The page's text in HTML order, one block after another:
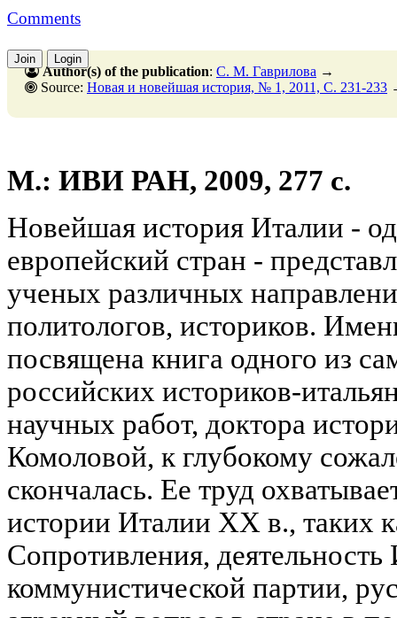
Comments
Join Login
Author(s) of the publication: С. М. Гаврилова →
Source: Новая и новейшая история, № 1, 2011, C. 231-233
М.: ИВИ РАН, 2009, 277 с.
Новейшая история Италии -
европейский стран -
ученых различных
политологов, историков.
посвящена книга одного из
российских историков-
научных работ, доктора
Комоловой, к глубокому
скончалась. Ее труд
истории Италии XX в., таких
Сопротивления, деятельность
коммунистической партии,